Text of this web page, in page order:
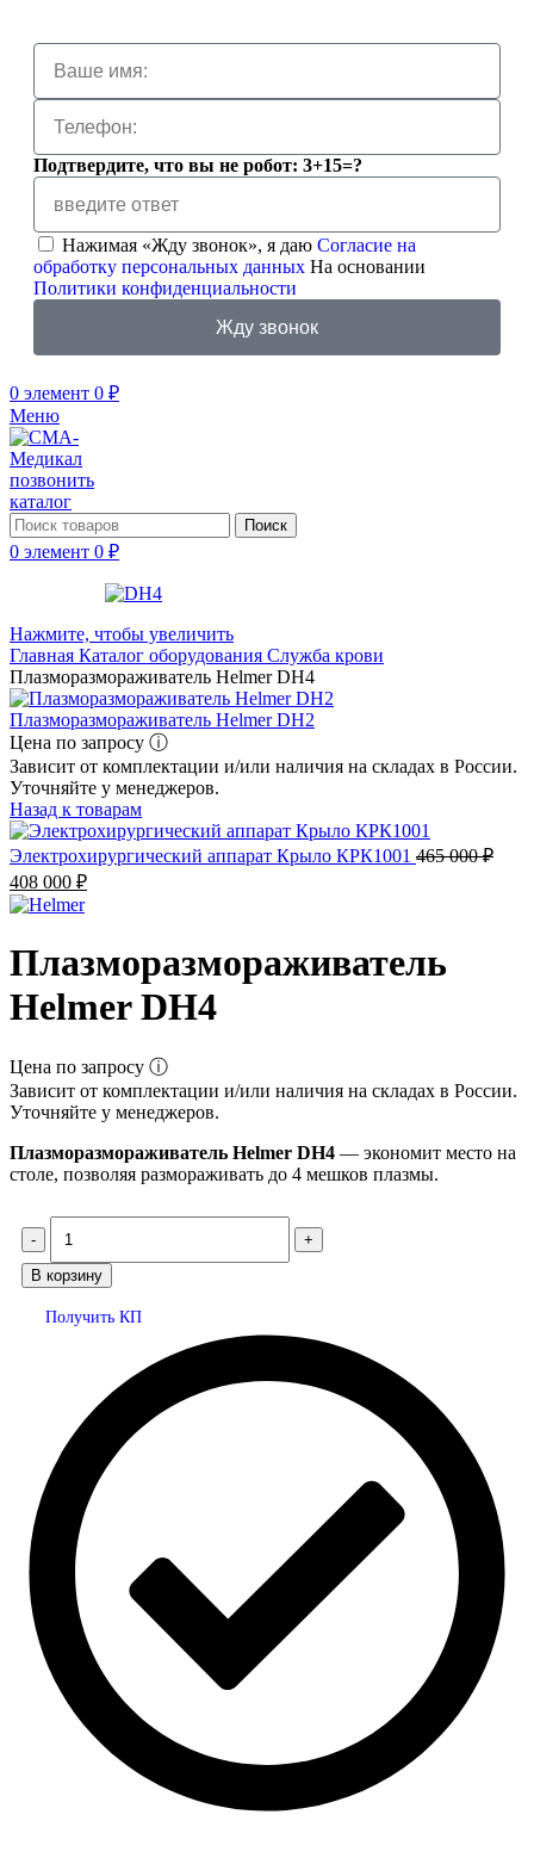
Подтвердите, что вы не робот: 3+15=?
Нажимая «Жду звонок», я даю Согласие на
обработку персональных данных На основании
Политики конфиденциальности
Жду звонок
0 элемент 0 ₽
Меню
позвонить
каталог
Поиск
0 элемент 0 ₽
Нажмите, чтобы увеличить
Главная Каталог оборудования Служба крови
Плазморазмораживатель Helmer DH4
Плазморазмораживатель Helmer DH2
Цена по запросу ⓘ
Зависит от комплектации и/или наличия на складах в России.
Уточняйте у менеджеров.
Назад к товарам
Электрохирургический аппарат Крыло КРК1001 465 000₽
408 000 ₽
Плазморазмораживатель
Helmer DH4
Цена по запросу ⓘ
Зависит от комплектации и/или наличия на складах в России.
Уточняйте у менеджеров.
Плазморазмораживатель Helmer DH4 — экономит место на
столе, позволяя размораживать до 4 мешков плазмы.
В корзину
Получить КП